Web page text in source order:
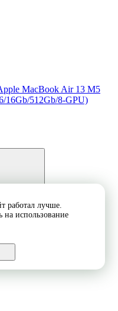
MacBook Air 13 M5
16Gb/512Gb/8-GPU)
работал лучше.
на использование